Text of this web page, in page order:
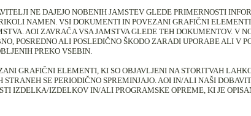
NE DAJEJO NOBENIH JAMSTEV GLEDE PRIMERNOSTI
NAMEN. VSI DOKUMENTI IN POVEZANI GRAFIČNI
AOI ZAVRAČA VSA JAMSTVA GLEDE TEH DOKUMENTOV. V
POSREDNO ALI POSLEDIČNO ŠKODO ZARADI UPORABE ALI V
PREKO VSEBIN.
GRAFIČNI ELEMENTI, KI SO OBJAVLJENI NA STORITVAH
STRANEH SE PERIODIČNO SPREMINJAJO. AOI IN/ALI NAŠI
IZDELKA/IZDELKOV IN/ALI PROGRAMSKE OPREME, KI JE